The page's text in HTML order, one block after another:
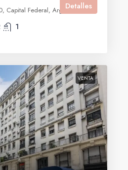
Capital Federal, Argentina
1
Detalles
VENTA